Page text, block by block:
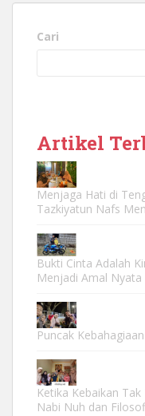
Cari
Artikel
Menjaga Hati di
Tazkiyatun Nafs
Bukti Cinta Adalah
Menjadi Amal Nyata
Puncak
Ketika Kebaikan
Nabi Nuh dan